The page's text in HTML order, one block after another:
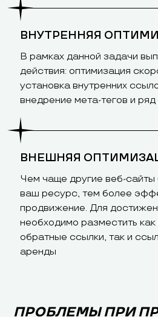
ВНУТРЕННЯЯ
В рамках данной задачи
действия: оптимизация
установка внутренних
внедрение мета-тегов и
ВНЕШНЯЯ
Чем чаще другие веб-сайты
ваш ресурс, тем более
продвижение. Для
необходимо разместить
обратные ссылки, так и
аренды
ПРОБЛЕМЫ ПРИ